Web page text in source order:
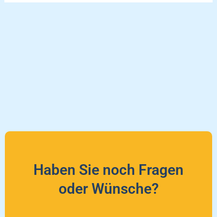
Haben Sie noch Fragen
oder Wünsche?